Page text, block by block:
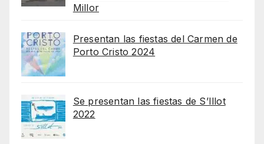
Millor
Presentan las fiestas del Carmen de
Porto Cristo 2024
Se presentan las fiestas de S’Illot
2022